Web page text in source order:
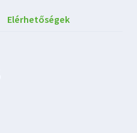
Elérhetőségek